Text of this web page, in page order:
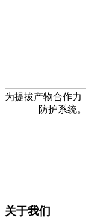
为提拔产物合作力
防护系统
关于我们